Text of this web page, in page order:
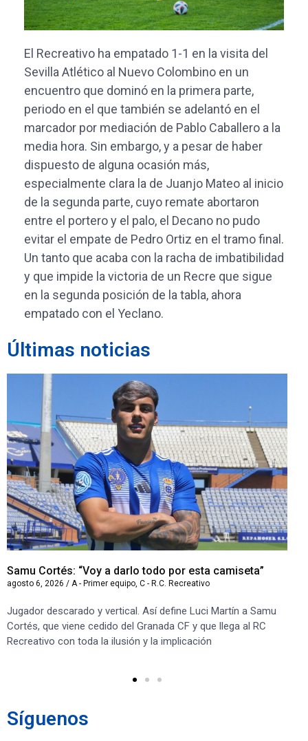
El Recreativo ha empatado 1-1 en la visita del
Sevilla Atlético al Nuevo Colombino en un
encuentro que dominó en la primera parte,
periodo en el que también se adelantó en el
marcador por mediación de Pablo Caballero a la
media hora. Sin embargo, y a pesar de haber
dispuesto de alguna ocasión más,
especialmente clara la de Juanjo Mateo al inicio
de la segunda parte, cuyo remate abortaron
entre el portero y el palo, el Decano no pudo
evitar el empate de Pedro Ortiz en el tramo final.
Un tanto que acaba con la racha de imbatibilidad
y que impide la victoria de un Recre que sigue
en la segunda posición de la tabla, ahora
empatado con el Yeclano.
Últimas noticias
Samu Cortés: “Voy a darlo todo por esta camiseta”
agosto 6, 2026 / A - Primer equipo, C - R.C. Recreativo
Jugador descarado y vertical. Así define Luci Martín a Samu
Cortés, que viene cedido del Granada CF y que llega al RC
Recreativo con toda la ilusión y la implicación
Síguenos